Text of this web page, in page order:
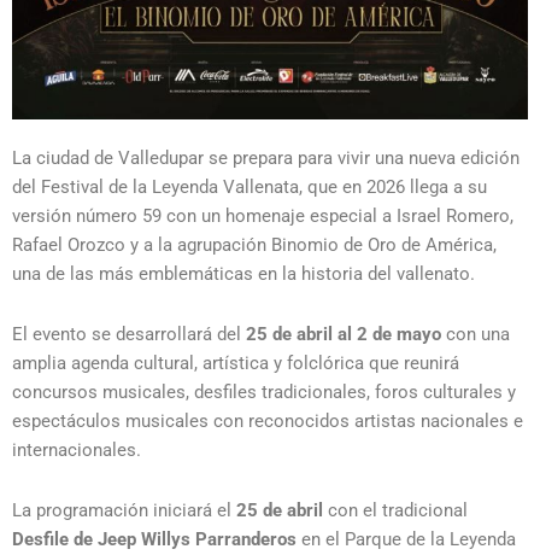
La ciudad de Valledupar se prepara para vivir una nueva edición
del Festival de la Leyenda Vallenata, que en 2026 llega a su
versión número 59 con un homenaje especial a Israel Romero,
Rafael Orozco y a la agrupación Binomio de Oro de América,
una de las más emblemáticas en la historia del vallenato.
El evento se desarrollará del 25 de abril al 2 de mayo con una
amplia agenda cultural, artística y folclórica que reunirá
concursos musicales, desfiles tradicionales, foros culturales y
espectáculos musicales con reconocidos artistas nacionales e
internacionales.
La programación iniciará el 25 de abril con el tradicional
Desfile de Jeep Willys Parranderos en el Parque de la Leyenda